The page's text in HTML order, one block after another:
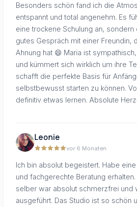
Besonders schön fand ich die
entspannt und total angenehm. Es
eine trockene Schulung an,
gutes Gespräch mit einer Freundin,
Ahnung hat 😄 Maria ist
und kümmert sich wirklich um ihre
schafft die perfekte Basis für
selbstbewusst starten zu können.
definitiv etwas lernen. Absolute
Leonie
vor 6 Monaten
Ich bin absolut begeistert. Habe
und fachgerechte Beratung
selber war absolut schmerzfrei und
ausgeführt. Das Studio ist so schön